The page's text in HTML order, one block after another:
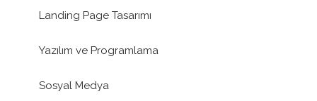
Landing Page Tasarımı
Yazılım ve Programlama
Sosyal Medya